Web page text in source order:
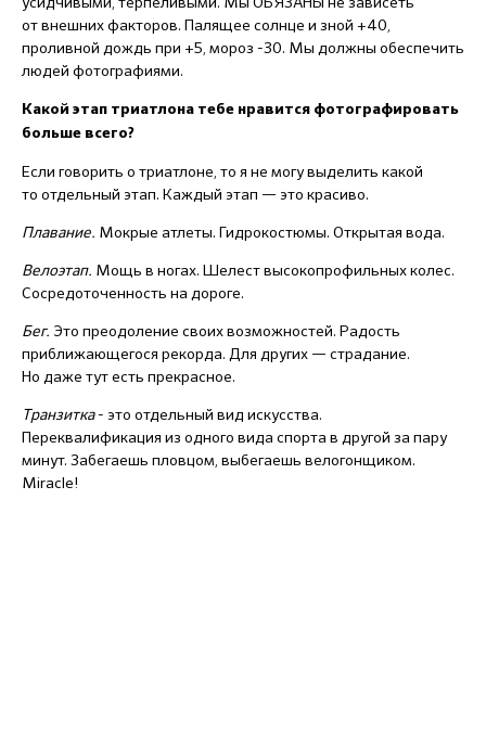
от внешних факторов. Палящее солнце и зной +40,
проливной дождь при +5, мороз -30. Мы должны обеспечить
людей фотографиями.
Какой этап триатлона тебе нравится фотографировать
больше всего?
Если говорить о триатлоне, то я не могу выделить какой
то отдельный этап. Каждый этап — это красиво.
Плавание. Мокрые атлеты. Гидрокостюмы. Открытая вода.
Велоэтап. Мощь в ногах. Шелест высокопрофильных колес.
Сосредоточенность на дороге.
Бег. Это преодоление своих возможностей. Радость
приближающегося рекорда. Для других — страдание.
Но даже тут есть прекрасное.
Транзитка- это отдельный вид искусства.
Переквалификация из одного вида спорта в другой за пару
минут. Забегаешь пловцом, выбегаешь велогонщиком.
Miracle!